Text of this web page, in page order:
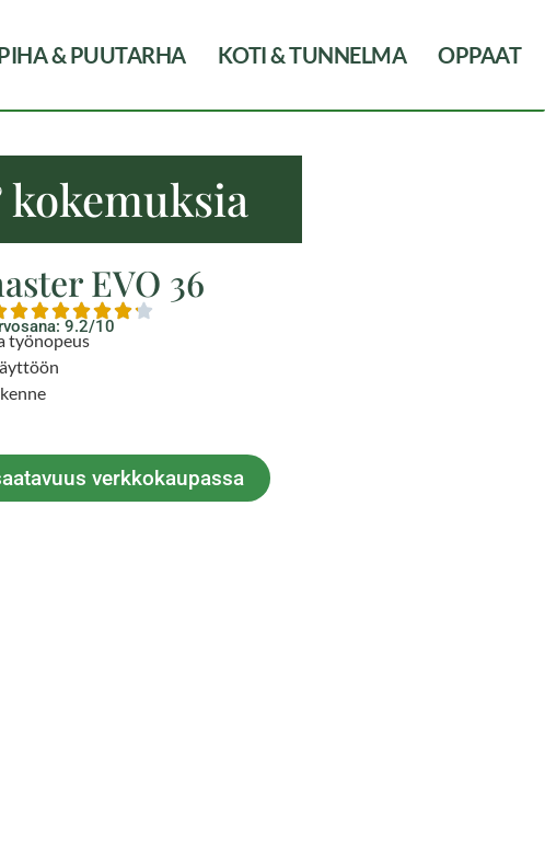
& PUUTARHA KOTI & TUNNELMA OPPAAT
EVO 36
9.2/10
työnopeus
verkkokaupassa